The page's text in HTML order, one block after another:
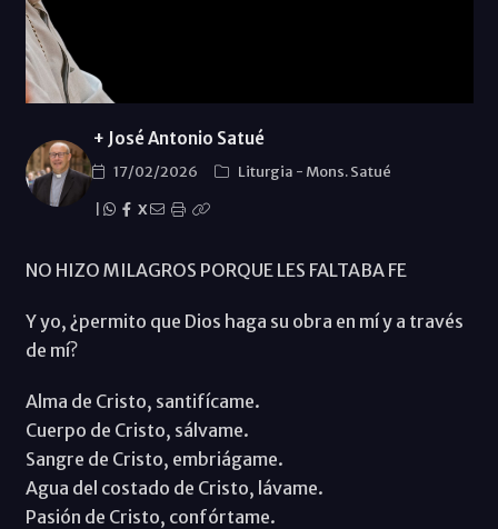
+ José Antonio Satué
17/02/2026 Liturgia - Mons. Satué
X
NO HIZO MILAGROS PORQUE LES FALTABA FE
Y yo, ¿permito que Dios haga su obra en mí y a través
de mí?
Alma de Cristo, santifícame.
Cuerpo de Cristo, sálvame.
Sangre de Cristo, embriágame.
Agua del costado de Cristo, lávame.
Pasión de Cristo, confórtame.